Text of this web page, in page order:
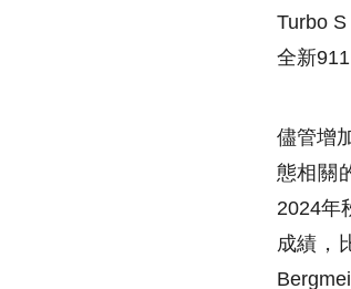
Turbo
全新
儘管增
態相關
2024年
成績，